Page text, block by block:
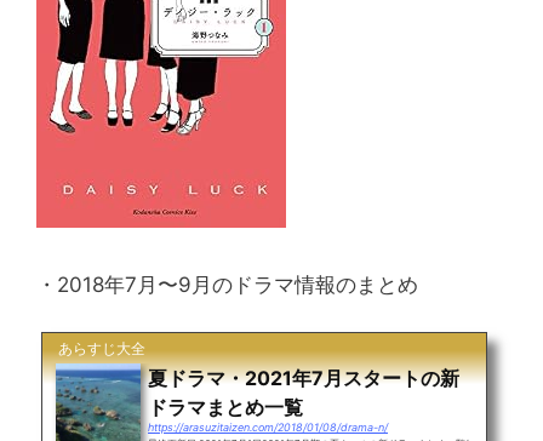
・2018年7月〜9月のドラマ情報のまとめ
あらすじ大全
夏ドラマ・2021年7月スタートの新
ドラマまとめ一覧
https://arasuzitaizen.com/2018/01/08/drama-n/